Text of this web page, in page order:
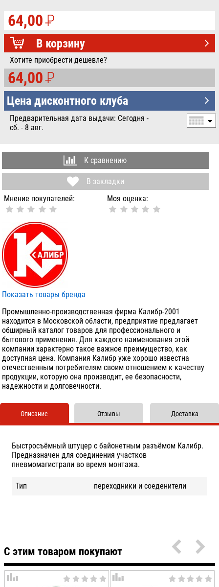
64,00P
УБ.
В корзину
Хотите приобрести дешевле?
64,00P
УБ.
Цена дисконтного клуба
Предварительная дата выдачи: Сегодня -
сб. - 8 авг.
К сравнению
В закладки
Мнение покупателей:
Моя оценка:
Показать товары бренда
Промышленно-производственная фирма Калибр-2001
находится в Московской области, предприятие предлагает
обширный каталог товаров для профессионального и
бытового применения. Для каждого наименования этой
компании характерно такое важное преимущество, как
доступная цена. Компания Калибр уже хорошо известна
отечественным потребителям своим отношением к качеству
продукции, которую она производит, ее безопасности,
надежности и долговечности.
Описание
Быстросъёмный штуцер c байонетным разъёмом Калибр.
Предназначен для соединения участков
пневмомагистрали во время монтажа.
Тип переходники и соеденители
Отзывы Доставка
С этим товаром покупают